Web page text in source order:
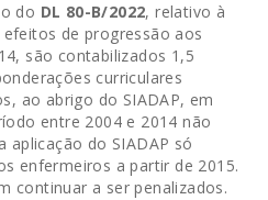
do DL 80-B/2022, relativo à
de progressão aos
são contabilizados 1,5
curriculares
ao abrigo do SIADAP, em
entre 2004 e 2014 não
aplicação do SIADAP só
enfermeiros a partir de 2015.
continuar a ser penalizados.